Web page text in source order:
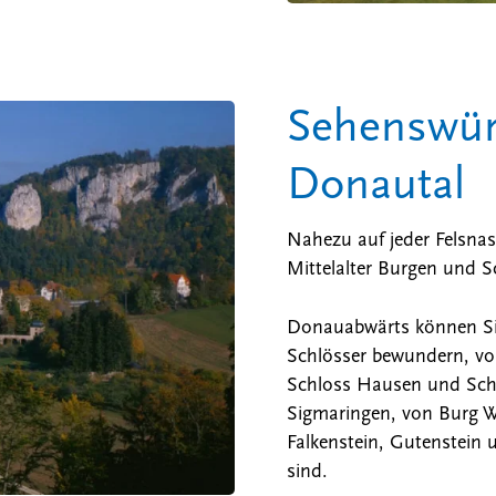
Donautal
Nahezu auf jeder
Mittelalter Burgen und
Donauabwärts können
Schlösser bewundern,
Schloss Hausen und
Sigmaringen, von Burg
Falkenstein,
sind.